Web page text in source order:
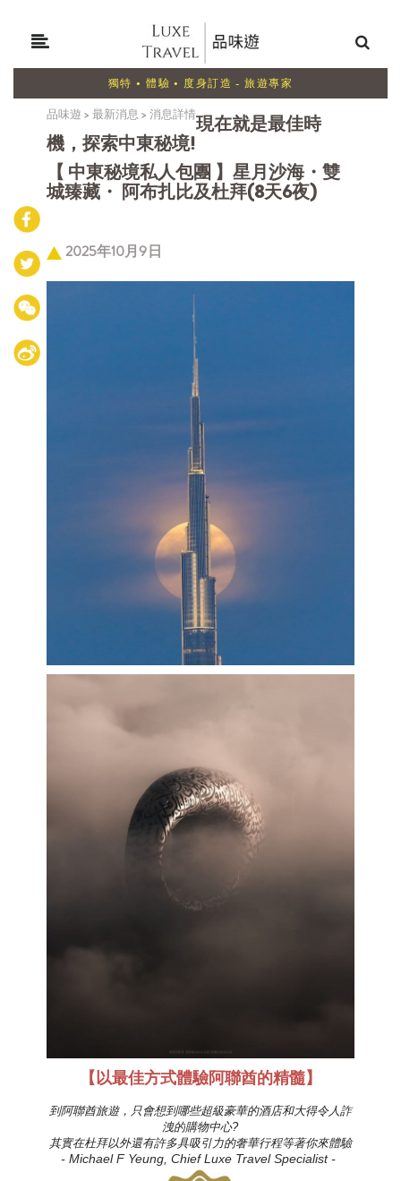
獨特 • 體驗 • 度身訂造 - 旅遊專家
品味遊 >最新消息 >消息詳情現在就是最佳時
機，探索中東秘境!
【 中東秘境私人包團 】星月沙海・雙
城臻藏・ 阿布扎比及杜拜(8天6夜)
2025年10月9日
【以最佳方式體驗阿聯酋的精髓】
到阿聯酋旅遊，只會想到哪些超級豪華的酒店和大得令人詐
洩的購物中心?
其實在杜拜以外還有許多具吸引力的奢華行程等著你來體驗
- Michael F Yeung, Chief Luxe Travel Specialist -